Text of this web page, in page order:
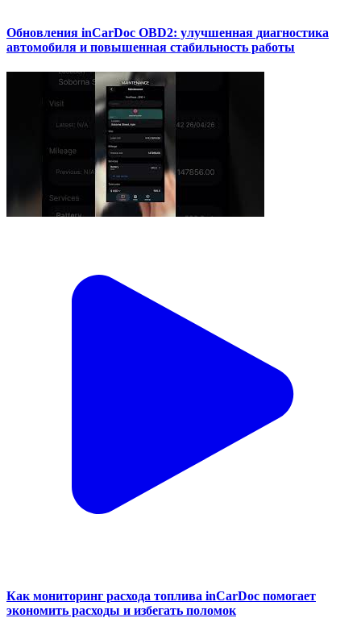
Обновления inCarDoc OBD2: улучшенная диагностика
автомобиля и повышенная стабильность работы
Как мониторинг расхода топлива inCarDoc помогает
экономить расходы и избегать поломок